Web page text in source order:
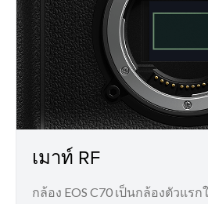
เมาท์ RF
กล้อง EOS C70 เป็นกล้องตัวแร